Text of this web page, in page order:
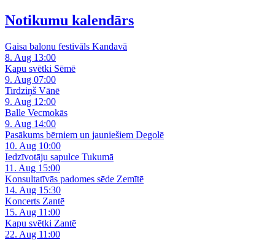
Notikumu kalendārs
Gaisa balonu festivāls Kandavā
8. Aug 13:00
Kapu svētki Sēmē
9. Aug 07:00
Tirdziņš Vānē
9. Aug 12:00
Balle Vecmokās
9. Aug 14:00
Pasākums bērniem un jauniešiem Degolē
10. Aug 10:00
Iedzīvotāju sapulce Tukumā
11. Aug 15:00
Konsultatīvās padomes sēde Zemītē
14. Aug 15:30
Koncerts Zantē
15. Aug 11:00
Kapu svētki Zantē
22. Aug 11:00